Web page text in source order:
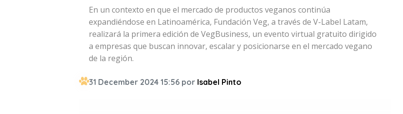
En un contexto en que el mercado de productos veganos continúa
expandiéndose en Latinoamérica, Fundación Veg, a través de V-Label Latam,
realizará la primera edición de VegBusiness, un evento virtual gratuito dirigido
a empresas que buscan innovar, escalar y posicionarse en el mercado vegano
de la región.
31 December 2024 15:56 por Isabel Pinto